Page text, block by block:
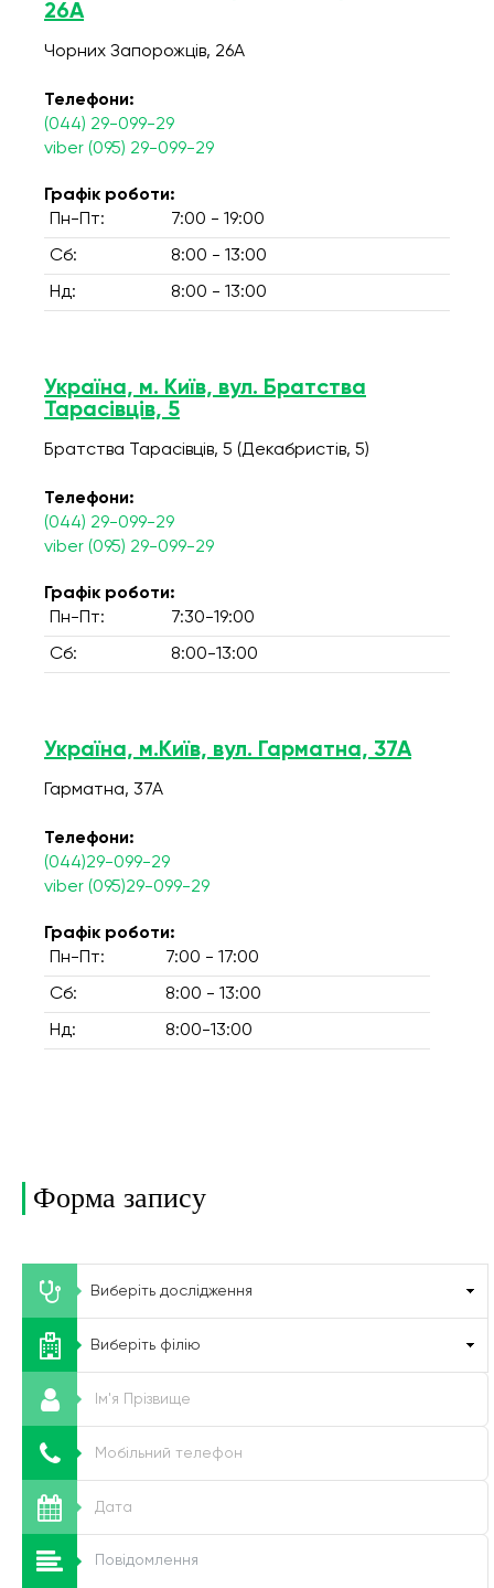
26А
Чорних Запорожців, 26А
Телефони:
(044) 29-099-29
viber (095) 29-099-29
Графік роботи:
Пн-Пт:
7:00 - 19:00
Сб: 8:00 - 13:00
Нд: 8:00 - 13:00
Україна, м. Київ, вул. Братства
Тарасівців, 5
Братства Тарасівців, 5 (Декабристів, 5)
Телефони:
(044) 29-099-29
viber (095) 29-099-29
Графік роботи:
Пн-Пт:
7:30-19:00
Сб: 8:00-13:00
Україна, м.Київ, вул. Гарматна, 37А
Гарматна, 37А
Телефони:
(044)29-099-29
viber (095)29-099-29
Графік роботи:
Пн-Пт:
7:00 - 17:00
Сб: 8:00 - 13:00
Нд: 8:00-13:00
Форма запису